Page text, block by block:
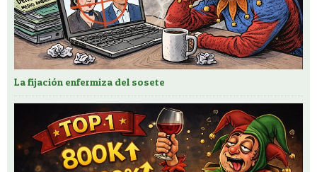
La fijación enfermiza del sosete